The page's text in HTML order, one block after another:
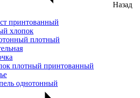
Назад
принтованный
хлопок
плотный
плотный принтованный
однотонный